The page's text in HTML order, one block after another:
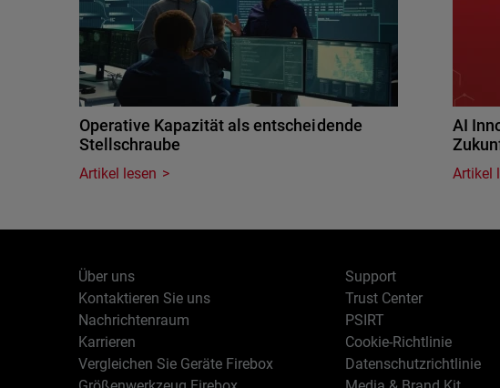
Operative Kapazität als entscheidende
Stellschraube
Artikel lesen
AI
Artikel
Über uns
Kontaktieren Sie uns
Nachrichtenraum
Karrieren
Vergleichen Sie Geräte Firebox
Support
Trust Center
PSIRT
Cookie-Richtlinie
Datenschutzrichtlinie